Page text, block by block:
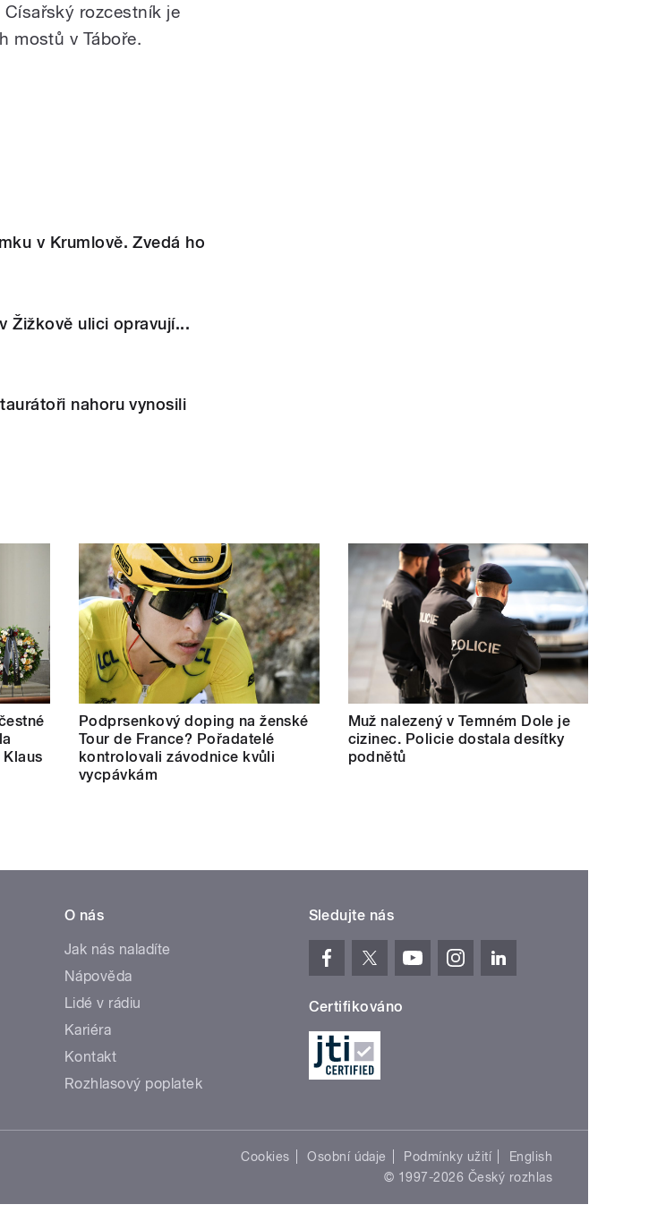
rozcestník je
mostů v Táboře.
v Krumlově. Zvedá ho
Žižkově ulici opravují...
nahoru vynosili
Podprsenkový doping na ženské
Tour de France? Pořadatelé
kontrolovali závodnice kvůli
vycpávkám
Muž nalezený v Temném Dole je
cizinec. Policie dostala desítky
podnětů
O nás
Jak nás naladíte
Nápověda
Lidé v rádiu
Kariéra
Kontakt
Rozhlasový poplatek
Sledujte nás
Certifikováno
Cookies Osobní údaje Podmínky užití
English
© 1997-2026 Český rozhlas